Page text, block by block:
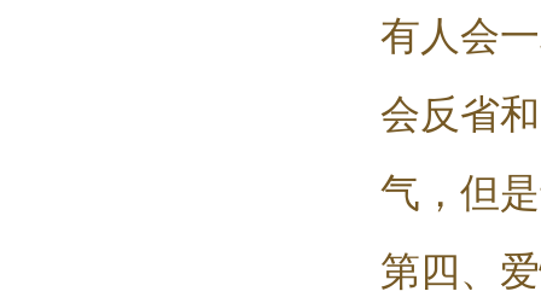
有人会
会反省
气，但
第四、